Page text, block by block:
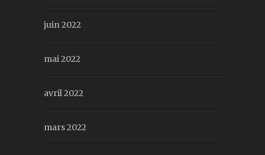
juin 2022
mai 2022
avril 2022
mars 2022